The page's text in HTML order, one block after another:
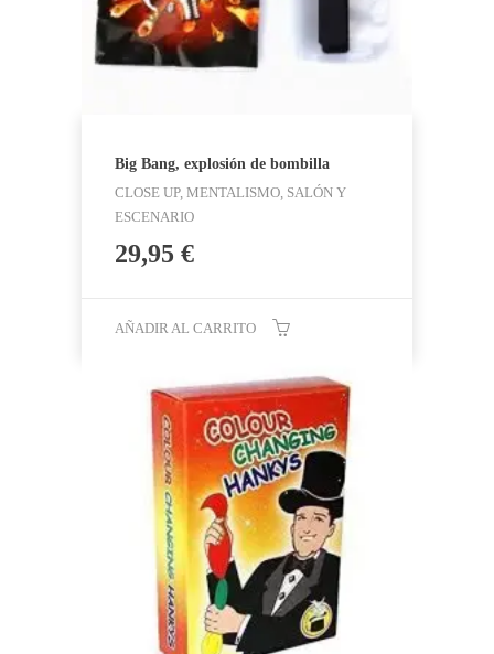
Big Bang, explosión de bombilla
CLOSE UP, MENTALISMO, SALÓN Y
ESCENARIO
29,95 €
AÑADIR AL CARRITO